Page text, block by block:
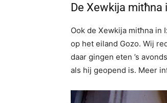
De Xewkija mitħna
Ook de Xewkija mitħna in
op het eiland Gozo. Wij
daar gingen eten ’s
als hij geopend is. Meer